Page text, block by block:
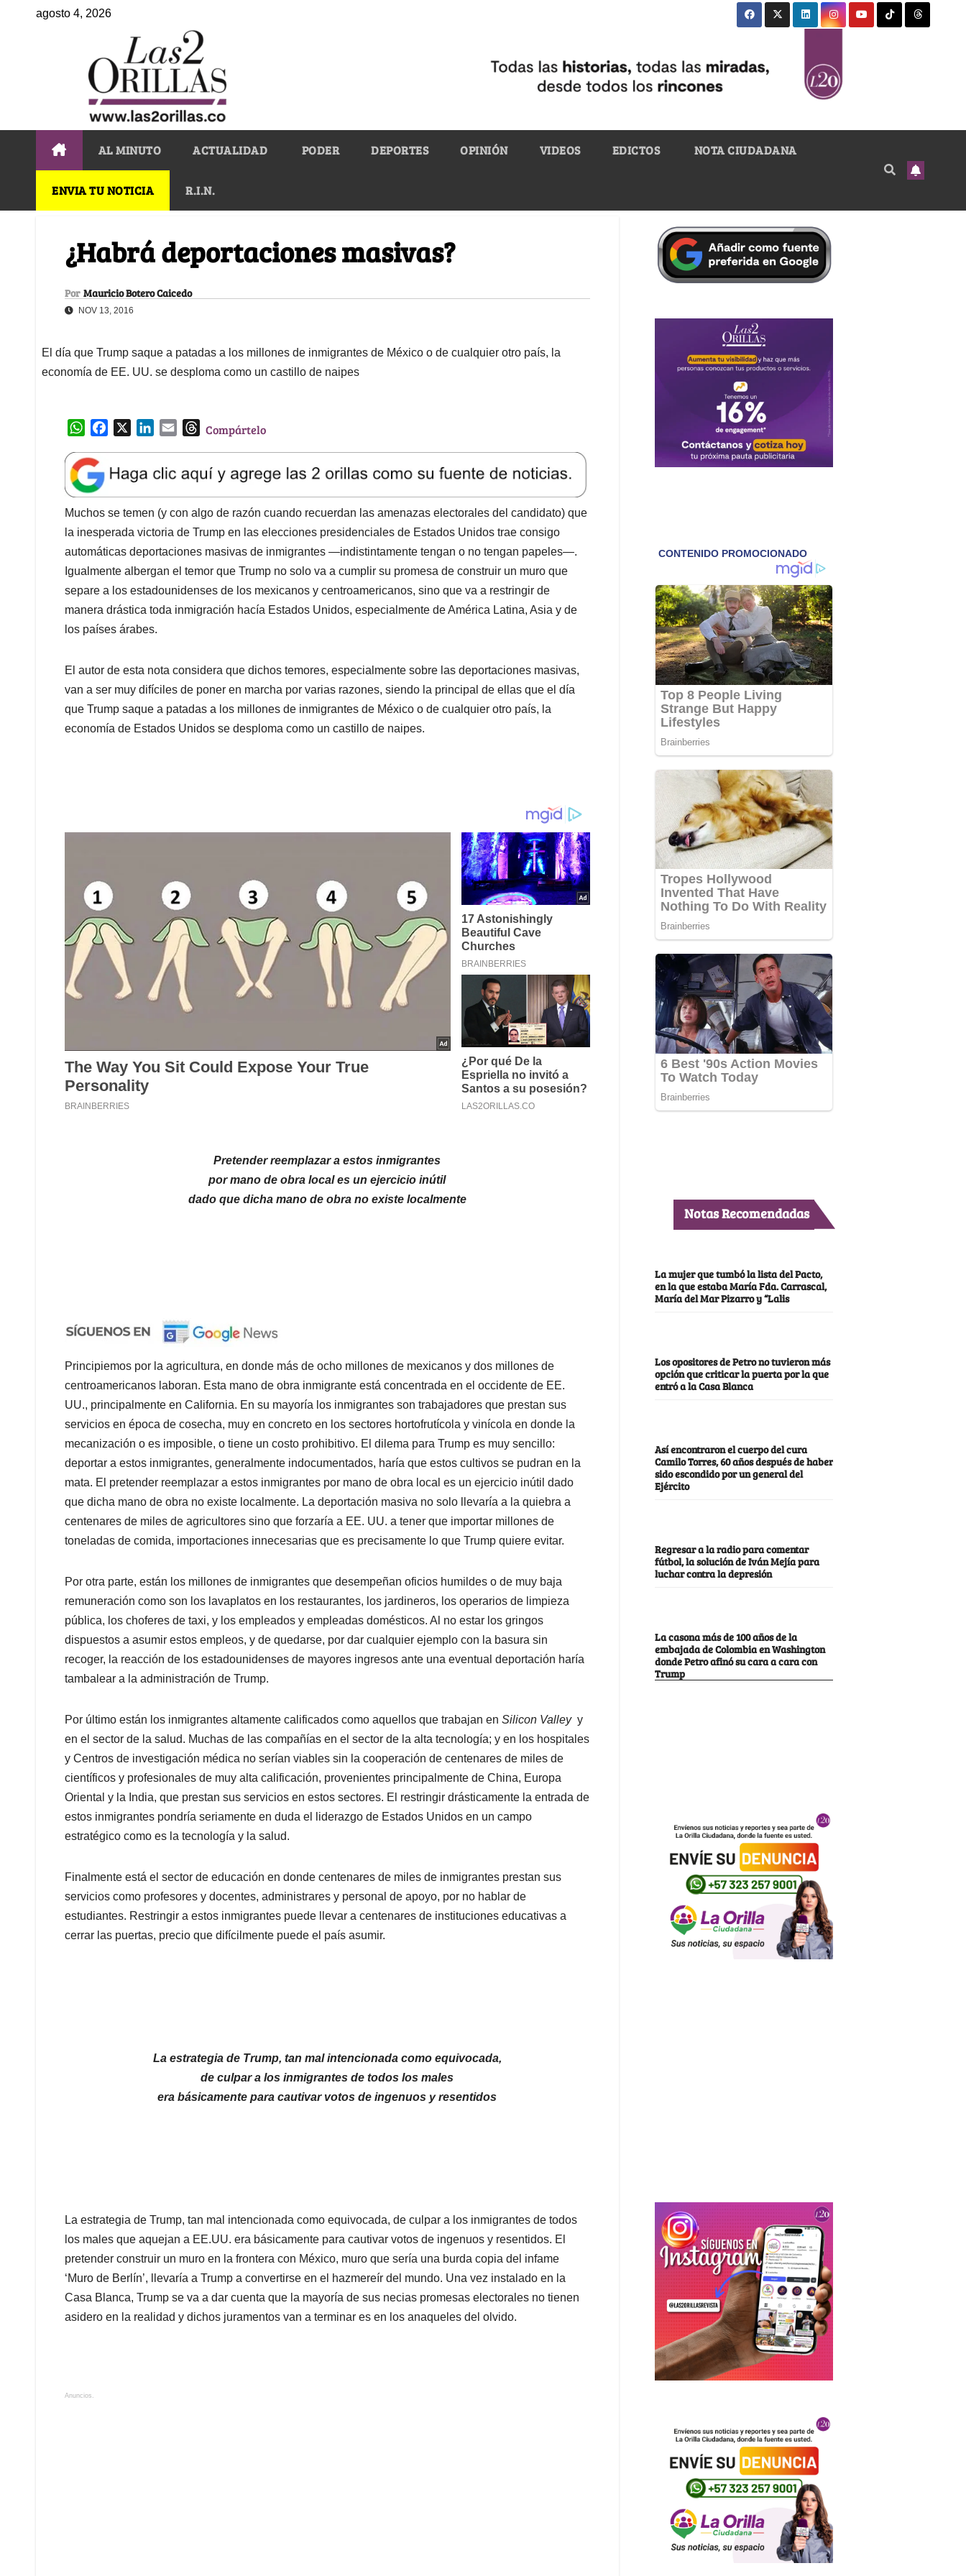
agosto 4, 2026
AL MINUTO ACTUALIDAD PODER DEPORTES OPINIÓN VIDEOS EDICTOS NOTA CIUDADANA
ENVIA TU NOTICIA R.I.N.
¿Habrá deportaciones masivas?
Por Mauricio Botero Caicedo
NOV 13, 2016
El día que Trump saque a patadas a los millones de inmigrantes de México o de cualquier otro país, la
economía de EE. UU. se desploma como un castillo de naipes
W
a
t
s
A
p
p
e
b
o
o
k
k
e
d
I
n
l
T
e
a
d
s
Compártelo
Muchos se temen (y con algo de razón cuando recuerdan las amenazas electorales del candidato) que
la inesperada victoria de Trump en las elecciones presidenciales de Estados Unidos trae consigo
automáticas deportaciones masivas de inmigrantes —indistintamente tengan o no tengan papeles—.
Igualmente albergan el temor que Trump no solo va a cumplir su promesa de construir un muro que
separe a los estadounidenses de los mexicanos y centroamericanos, sino que va a restringir de
manera drástica toda inmigración hacía Estados Unidos, especialmente de América Latina, Asia y de
los países árabes.
El autor de esta nota considera que dichos temores, especialmente sobre las deportaciones masivas,
van a ser muy difíciles de poner en marcha por varias razones, siendo la principal de ellas que el día
que Trump saque a patadas a los millones de inmigrantes de México o de cualquier otro país, la
economía de Estados Unidos se desploma como un castillo de naipes.
Pretender reemplazar a estos inmigrantes
por mano de obra local es un ejercicio inútil
dado que dicha mano de obra no existe localmente
Principiemos por la agricultura, en donde más de ocho millones de mexicanos y dos millones de
centroamericanos laboran. Esta mano de obra inmigrante está concentrada en el occidente de EE.
UU., principalmente en California. En su mayoría los inmigrantes son trabajadores que prestan sus
servicios en época de cosecha, muy en concreto en los sectores hortofrutícola y vinícola en donde la
mecanización o es imposible, o tiene un costo prohibitivo. El dilema para Trump es muy sencillo:
deportar a estos inmigrantes, generalmente indocumentados, haría que estos cultivos se pudran en la
mata. El pretender reemplazar a estos inmigrantes por mano de obra local es un ejercicio inútil dado
que dicha mano de obra no existe localmente. La deportación masiva no solo llevaría a la quiebra a
centenares de miles de agricultores sino que forzaría a EE. UU. a tener que importar millones de
toneladas de comida, importaciones innecesarias que es precisamente lo que Trump quiere evitar.
Por otra parte, están los millones de inmigrantes que desempeñan oficios humildes o de muy baja
remuneración como son los lavaplatos en los restaurantes, los jardineros, los operarios de limpieza
pública, los choferes de taxi, y los empleados y empleadas domésticos. Al no estar los gringos
dispuestos a asumir estos empleos, y de quedarse, por dar cualquier ejemplo con la basura sin
recoger, la reacción de los estadounidenses de mayores ingresos ante una eventual deportación haría
tambalear a la administración de Trump.
Por último están los inmigrantes altamente calificados como aquellos que trabajan en Silicon Valley y
en el sector de la salud. Muchas de las compañías en el sector de la alta tecnología; y en los hospitales
y Centros de investigación médica no serían viables sin la cooperación de centenares de miles de
científicos y profesionales de muy alta calificación, provenientes principalmente de China, Europa
Oriental y la India, que prestan sus servicios en estos sectores. El restringir drásticamente la entrada de
estos inmigrantes pondría seriamente en duda el liderazgo de Estados Unidos en un campo
estratégico como es la tecnología y la salud.
Finalmente está el sector de educación en donde centenares de miles de inmigrantes prestan sus
servicios como profesores y docentes, administrares y personal de apoyo, por no hablar de
estudiantes. Restringir a estos inmigrantes puede llevar a centenares de instituciones educativas a
cerrar las puertas, precio que difícilmente puede el país asumir.
La estrategia de Trump, tan mal intencionada como equivocada,
de culpar a los inmigrantes de todos los males
era básicamente para cautivar votos de ingenuos y resentidos
La estrategia de Trump, tan mal intencionada como equivocada, de culpar a los inmigrantes de todos
los males que aquejan a EE.UU. era básicamente para cautivar votos de ingenuos y resentidos. El
pretender construir un muro en la frontera con México, muro que sería una burda copia del infame
‘Muro de Berlín’, llevaría a Trump a convertirse en el hazmereír del mundo. Una vez instalado en la
Casa Blanca, Trump se va a dar cuenta que la mayoría de sus necias promesas electorales no tienen
asidero en la realidad y dichos juramentos van a terminar es en los anaqueles del olvido.
Anuncios.
Notas Recomendadas
La mujer que tumbó la lista del Pacto,
en la que estaba María Fda. Carrascal,
María del Mar Pizarro y “Lalis
Los opositores de Petro no tuvieron más
opción que criticar la puerta por la que
entró a la Casa Blanca
Así encontraron el cuerpo del cura
Camilo Torres, 60 años después de haber
sido escondido por un general del
Ejército
Regresar a la radio para comentar
fútbol, la solución de Iván Mejía para
luchar contra la depresión
La casona más de 100 años de la
embajada de Colombia en Washington
donde Petro afinó su cara a cara con
Trump